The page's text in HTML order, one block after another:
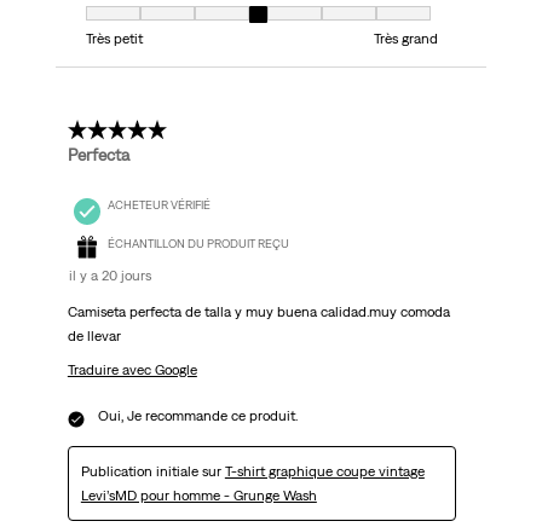
Taille, 4 sur 7, où 1 est égal à Très petit et 7 est égal à Très grand
Très petit
Très grand
5 étoile(s) sur 5.
Perfecta
ACHETEUR VÉRIFIÉ
ÉCHANTILLON DU PRODUIT REÇU
il y a 20 jours
Camiseta perfecta de talla y muy buena calidad.muy comoda
de llevar
Traduire avec Google
Oui, Je recommande ce produit.
Publication initiale sur T-shirt graphique coupe vintage
Levi’sMD pour homme - Grunge Wash